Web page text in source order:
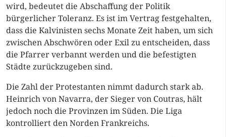
wird, bedeutet die Abschaffung der Politik
bürgerlicher Toleranz. Es ist im Vertrag festgehalten,
dass die Kalvinisten sechs Monate Zeit haben, um sich
zwischen Abschwören oder Exil zu entscheiden, dass
die Pfarrer verbannt werden und die befestigten
Städte zurückzugeben sind.
Die Zahl der Protestanten nimmt dadurch stark ab.
Heinrich von Navarra, der Sieger von Coutras, hält
jedoch noch die Provinzen im Süden. Die Liga
kontrolliert den Norden Frankreichs.